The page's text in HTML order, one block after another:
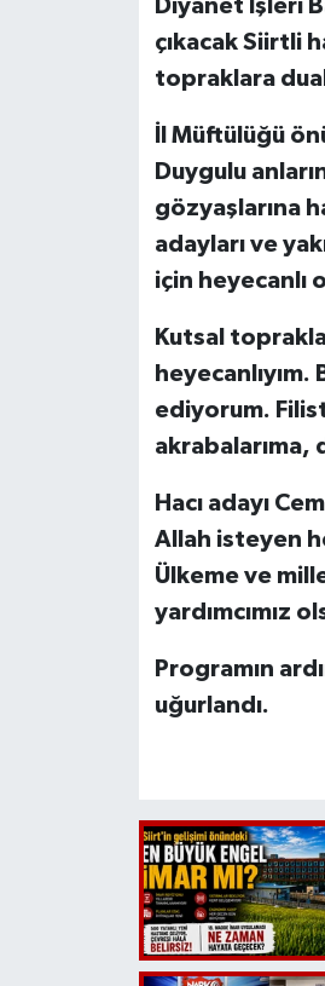
Diyanet İşleri
çıkacak Siirtli
topraklara
İl Müftülüğü
Duygulu
gözyaşlarına
adayları ve
için heyecanlı
Kutsal
ediyorum.
akrabalarıma,
Hacı adayı
Allah isteyen
Ülkeme ve
yardımcımız
Programın
uğurlandı.